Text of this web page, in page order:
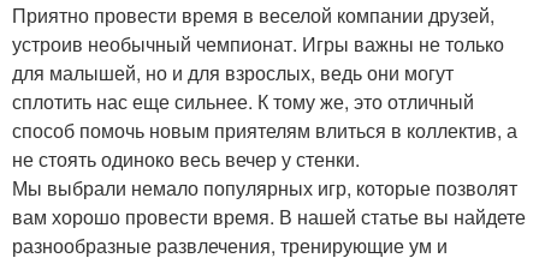
Приятно провести время в веселой компании друзей,
устроив необычный чемпионат. Игры важны не только
для малышей, но и для взрослых, ведь они могут
сплотить нас еще сильнее. К тому же, это отличный
способ помочь новым приятелям влиться в коллектив, а
не стоять одиноко весь вечер у стенки.
Мы выбрали немало популярных игр, которые позволят
вам хорошо провести время. В нашей статье вы найдете
разнообразные развлечения, тренирующие ум и